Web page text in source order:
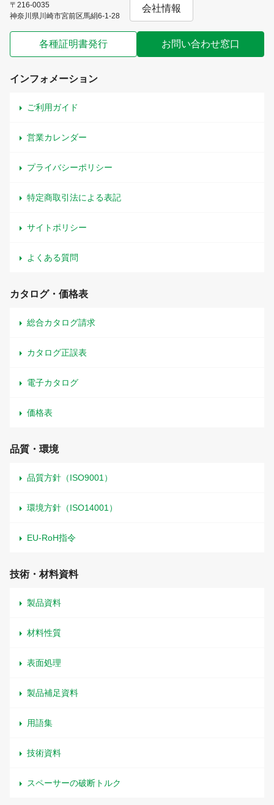
〒216-0035
神奈川県川崎市宮前区馬絹6-1-28
会社情報
各種証明書発行 お問い合わせ窓口
インフォメーション
ご利用ガイド
営業カレンダー
プライバシーポリシー
特定商取引法による表記
サイトポリシー
よくある質問
カタログ・価格表
総合カタログ請求
カタログ正誤表
電子カタログ
価格表
品質・環境
品質方針（ISO9001）
環境方針（ISO14001）
EU-RoH指令
技術・材料資料
製品資料
材料性質
表面処理
製品補足資料
用語集
技術資料
スペーサーの破断トルク